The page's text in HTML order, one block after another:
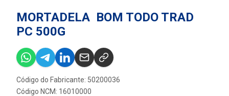
MORTADELA BOM TODO TRAD
PC 500G
Código do Fabricante: 50200036
Código NCM: 16010000